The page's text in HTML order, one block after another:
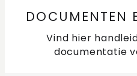
Hoe verbind ik mijn
Wat heb ik nodig om
DOCUMENTEN
Vind hier
documentatie